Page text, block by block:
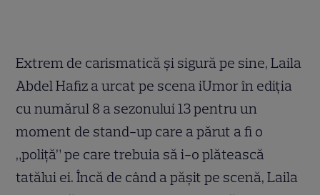
Extrem de carismatică și sigură pe sine, Laila
Abdel Hafiz a urcat pe scena iUmor în ediția
cu numărul 8 a sezonului 13 pentru un
moment de stand-up care a părut a fi o
„poliță” pe care trebuia să i-o plătească
tatălui ei. Încă de când a pășit pe scenă, Laila